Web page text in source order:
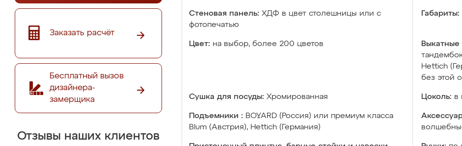
Заказать расчёт
Бесплатный вызов
дизайнера-
замерщика
Отзывы наших клиентов
Стеновая панель: ХДФ в цвет столешницы или с
фотопечатью
Габариты:
Цвет: на выбор, более 200 цветов Выкатные
Hettich
без этой
Сушка для посуды: Хромированная Цоколь: в
Подъемники : BOYARD (Россия) или премиум класса
Blum (Австрия), Hettich (Германия)